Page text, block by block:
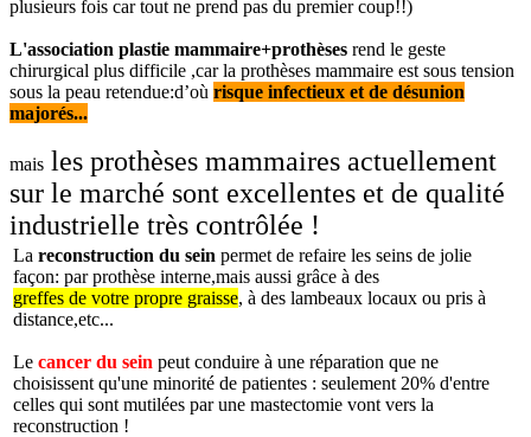
plusieurs fois car tout ne prend pas du premier coup!!)
L'association plastie mammaire+prothèses rend le geste
chirurgical plus difficile ,car la prothèses mammaire est sous tension
sous la peau retendue:d’où risque infectieux et de désunion
majorés...
mais les prothèses mammaires actuellement
sur le marché sont excellentes et de qualité
industrielle très contrôlée !
La reconstruction du sein permet de refaire les seins de jolie
façon: par prothèse interne,mais aussi grâce à des
greffes de votre propre graisse, à des lambeaux locaux ou pris à
distance,etc...
Le cancer du sein peut conduire à une réparation que ne
choisissent qu'une minorité de patientes : seulement 20% d'entre
celles qui sont mutilées par une mastectomie vont vers la
reconstruction !